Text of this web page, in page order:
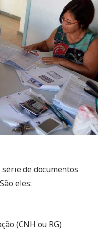
de documentos
eles:
(CNH ou RG)